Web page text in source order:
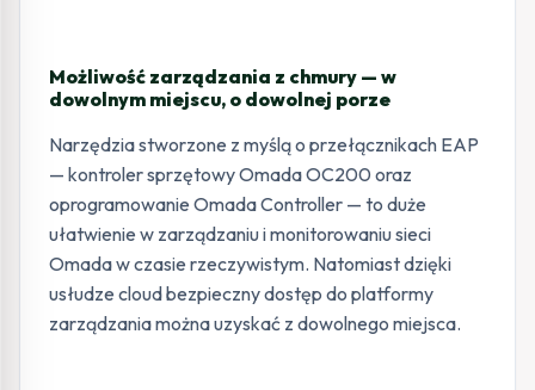
Możliwość zarządzania z chmury — w
dowolnym miejscu, o dowolnej porze
Narzędzia stworzone z myślą o przełącznikach EAP
— kontroler sprzętowy Omada OC200 oraz
oprogramowanie Omada Controller — to duże
ułatwienie w zarządzaniu i monitorowaniu sieci
Omada w czasie rzeczywistym. Natomiast dzięki
usłudze cloud bezpieczny dostęp do platformy
zarządzania można uzyskać z dowolnego miejsca.